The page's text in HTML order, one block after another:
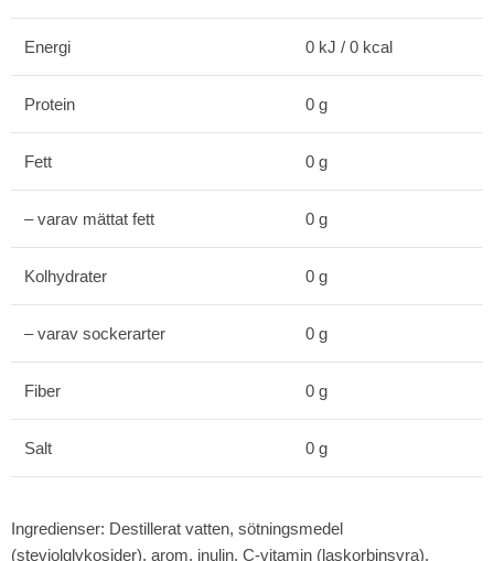
Energi 0 kJ / 0 kcal
Protein 0 g
Fett 0 g
– varav mättat fett 0 g
Kolhydrater 0 g
– varav sockerarter 0 g
Fiber 0 g
Salt 0 g
Ingredienser: Destillerat vatten, sötningsmedel
(steviolglykosider), arom, inulin, C-vitamin (laskorbinsyra).